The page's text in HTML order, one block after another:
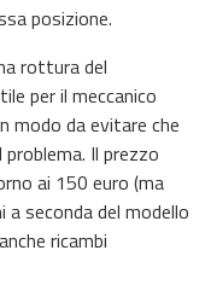
posizione.
rottura del
per il meccanico
modo da evitare che
Il prezzo
ai 150 euro (ma
seconda del modello
ricambi